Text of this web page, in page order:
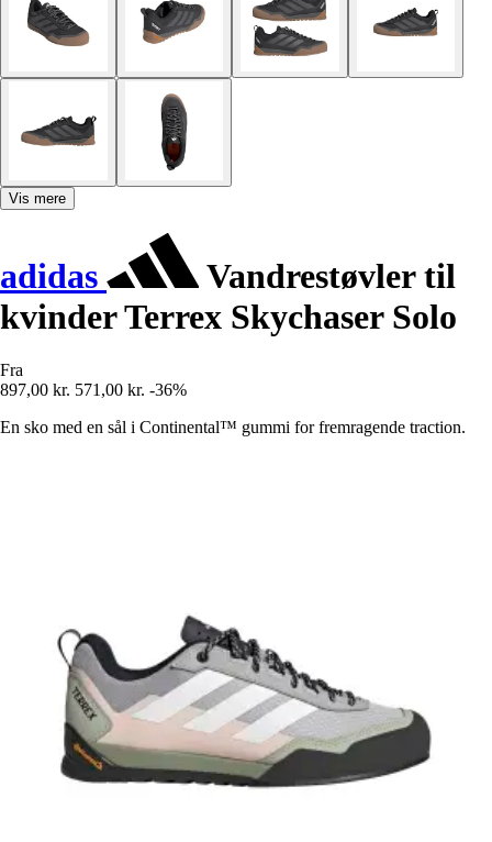
Vis mere
adidas
Vandrestøvler til
kvinder Terrex Skychaser Solo
Fra
897,00 kr. 571,00 kr. -36%
En sko med en sål i Continental™ gummi for fremragende traction.